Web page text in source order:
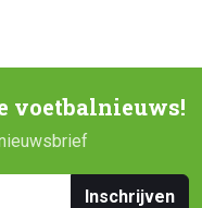
voetbalnieuws!
Inschrijven